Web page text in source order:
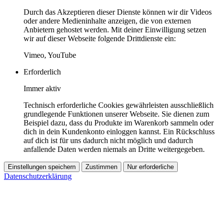
Durch das Akzeptieren dieser Dienste können wir dir Videos
oder andere Medieninhalte anzeigen, die von externen
Anbietern gehostet werden. Mit deiner Einwilligung setzen
wir auf dieser Webseite folgende Drittdienste ein:
Vimeo, YouTube
Erforderlich
Immer aktiv
Technisch erforderliche Cookies gewährleisten ausschließlich
grundlegende Funktionen unserer Webseite. Sie dienen zum
Beispiel dazu, dass du Produkte im Warenkorb sammeln oder
dich in dein Kundenkonto einloggen kannst. Ein Rückschluss
auf dich ist für uns dadurch nicht möglich und dadurch
anfallende Daten werden niemals an Dritte weitergegeben.
Einstellungen speichern Zustimmen Nur erforderliche
Datenschutzerklärung